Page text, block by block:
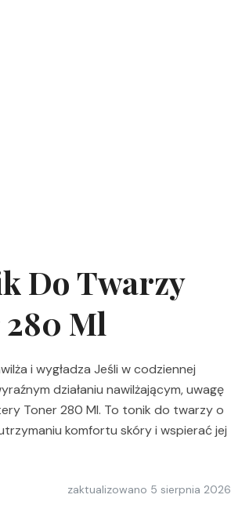
Do Twarzy
Ml
i wygładza Jeśli w codziennej
działaniu nawilżającym, uwagę
Toner 280 Ml. To tonik do twarzy o
komfortu skóry i wspierać jej
zaktualizowano 5 sierpnia 2026